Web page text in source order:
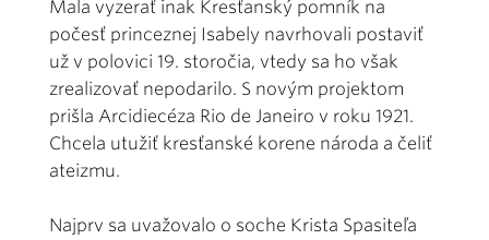
Mala vyzerať inak Kresťanský pomník na
počesť princeznej Isabely navrhovali postaviť
už v polovici 19. storočia, vtedy sa ho však
zrealizovať nepodarilo. S novým projektom
prišla Arcidiecéza Rio de Janeiro v roku 1921.
Chcela utužiť kresťanské korene národa a čeliť
ateizmu.
Najprv sa uvažovalo o soche Krista Spasiteľa